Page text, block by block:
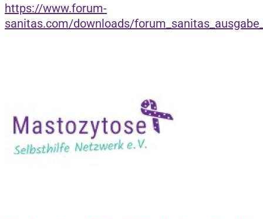
https://www.forum-
sanitas.com/downloads/